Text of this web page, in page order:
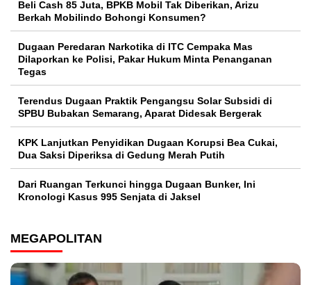
‎Beli Cash 85 Juta, BPKB Mobil Tak Diberikan, Arizu
Berkah Mobilindo Bohongi Konsumen?
Dugaan Peredaran Narkotika di ITC Cempaka Mas
Dilaporkan ke Polisi, Pakar Hukum Minta Penanganan
Tegas
Terendus Dugaan Praktik Pengangsu Solar Subsidi di
SPBU Bubakan Semarang, Aparat Didesak Bergerak
KPK Lanjutkan Penyidikan Dugaan Korupsi Bea Cukai,
Dua Saksi Diperiksa di Gedung Merah Putih
Dari Ruangan Terkunci hingga Dugaan Bunker, Ini
Kronologi Kasus 995 Senjata di Jaksel
MEGAPOLITAN